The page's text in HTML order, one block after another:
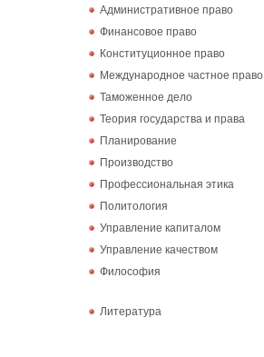
Административное право
Финансовое право
Конституционное право
Международное частное право
Таможенное дело
Теория государства и права
Планирование
Производство
Профессиональная этика
Политология
Управление капиталом
Управление качеством
Философия
Литература